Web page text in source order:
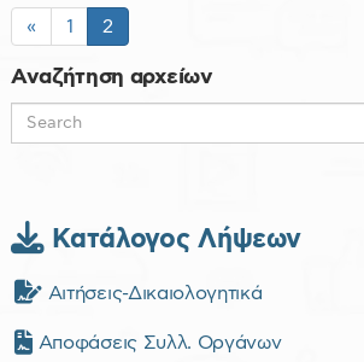
f
« 1 2
Αναζήτηση αρχείων
Κατάλογος Λήψεων
Αιτήσεις-Δικαιολογητικά
Αποφάσεις Συλλ. Οργάνων